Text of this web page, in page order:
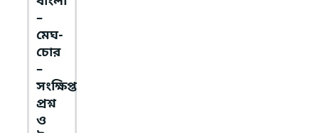
–
মেঘ-
চোর
–
সংক্ষিপ্ত
প্রশ্ন
ও